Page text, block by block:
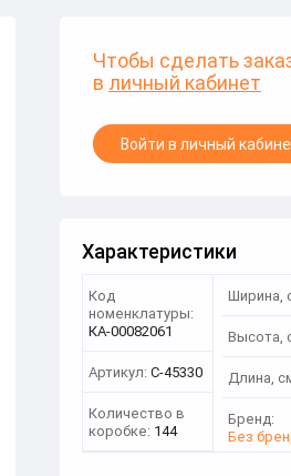
Чтобы сделать
в личный кабинет
Войти в личный
Характеристики
Код
номенклатуры:
КА-00082061
Артикул: С-45330
Количество в
коробке: 144
Ширина,
Высота,
Длина,
Бренд:
Без